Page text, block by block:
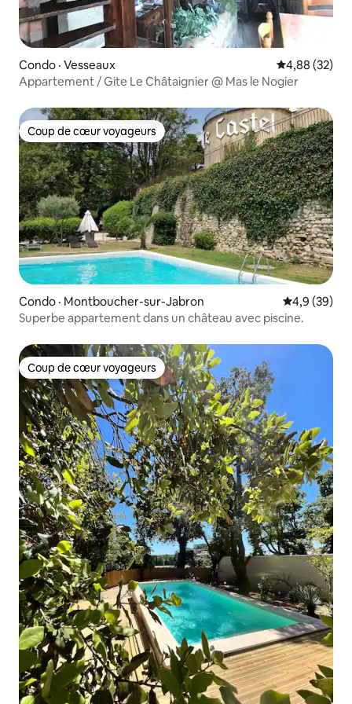
Condo · Vesseaux Note
4,88 (32)
Appartement / Gite Le Châtaignier @ Mas le Nogier
Coup de cœur voyageurs
Coup de cœur voyageurs
Condo · Montboucher-sur-Jabron Note
4,9 (39)
Superbe appartement dans un château avec piscine.
Coup de cœur voyageurs
Coup de cœur voyageurs